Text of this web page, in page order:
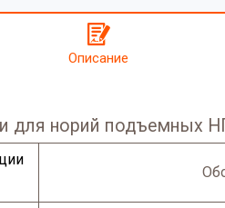
Описание
для норий подъемных